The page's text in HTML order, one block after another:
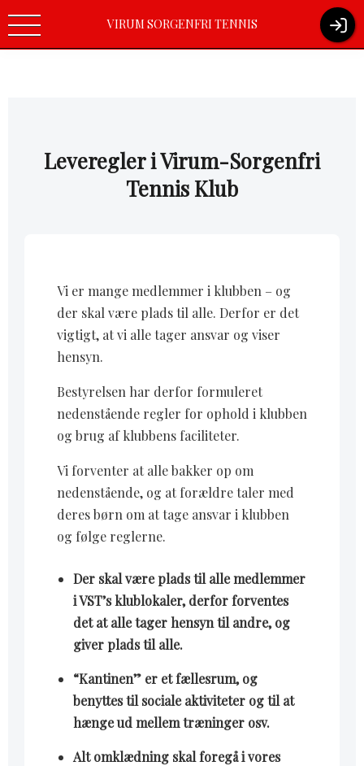
Virum-Sorgenfri Tennisklub / Boelvej 10/ 2830 Virum / Tlf.nr.
(+45) 45 85 14 32 /
VIRUM SORGENFRI TENNIS
Leveregler i Virum-Sorgenfri
Tennis Klub
Vi er mange medlemmer i klubben – og
der skal være plads til alle. Derfor er det
vigtigt, at vi alle tager ansvar og viser
hensyn.
Bestyrelsen har derfor formuleret
nedenstående regler for ophold i klubben
og brug af klubbens faciliteter.
Vi forventer at alle bakker op om
nedenstående, og at forældre taler med
deres børn om at tage ansvar i klubben
og følge reglerne.
Der skal være plads til alle medlemmer
i VST’s klublokaler, derfor forventes
det at alle tager hensyn til andre, og
giver plads til alle.
“Kantinen” er et fællesrum, og
benyttes til sociale aktiviteter og til at
hænge ud mellem træninger osv.
Alt omklædning skal foregå i vores